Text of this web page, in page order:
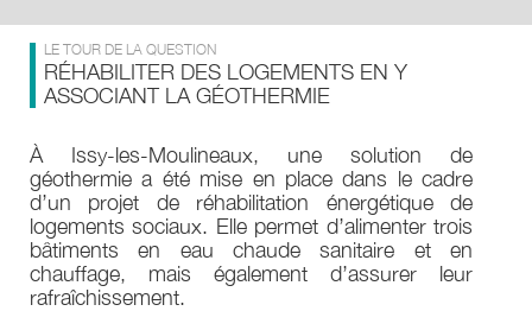
LE TOUR DE LA QUESTION
RÉHABILITER DES LOGEMENTS EN Y
ASSOCIANT LA GÉOTHERMIE
À Issy-les-Moulineaux, une solution de
géothermie a été mise en place dans le cadre
d’un projet de réhabilitation énergétique de
logements sociaux. Elle permet d’alimenter trois
bâtiments en eau chaude sanitaire et en
chauffage, mais également d’assurer leur
rafraîchissement.